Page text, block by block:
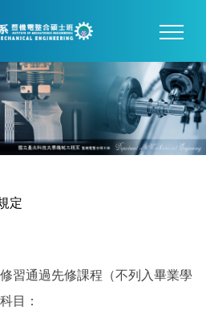
定
習通過先修課程（不列入畢業學
目：